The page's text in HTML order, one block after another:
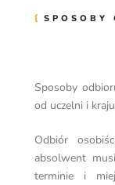
SPOSOBY
Sposoby
od uczelni i
Odbiór
absolwent
terminie i